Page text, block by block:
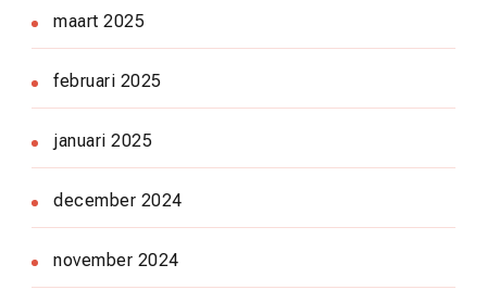
maart 2025
februari 2025
januari 2025
december 2024
november 2024